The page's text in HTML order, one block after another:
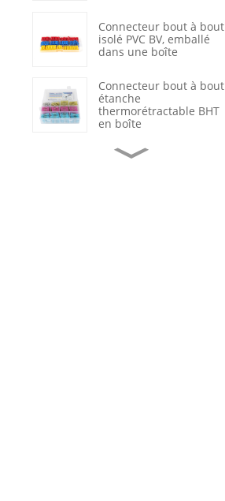
Connecteur bout à bout
isolé PVC BV, emballé
dans une boîte
Connecteur bout à bout
étanche
thermorétractable BHT
en boîte
Cosses à sertir